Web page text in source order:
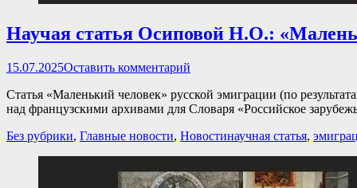
Научая статья Осиповой Н.О.:
Опубликовано
15.07.2025Оставить комментарий
Статья «Маленький человек» русской эмиграции (по
над французскими архивами для Словаря «Российское
Категории
Без рубрики, Главные новости, НовостиТеги
научная статья,